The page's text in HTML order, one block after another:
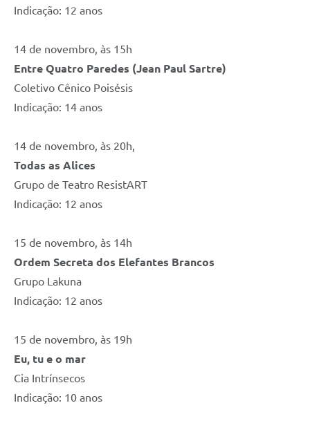
Indicação: 12 anos
14 de novembro, às 15h
Entre Quatro Paredes (Jean Paul Sartre)
Coletivo Cênico Poisésis
Indicação: 14 anos
14 de novembro, às 20h,
Todas as Alices
Grupo de Teatro ResistART
Indicação: 12 anos
15 de novembro, às 14h
Ordem Secreta dos Elefantes Brancos
Grupo Lakuna
Indicação: 12 anos
15 de novembro, às 19h
Eu, tu e o mar
Cia Intrínsecos
Indicação: 10 anos